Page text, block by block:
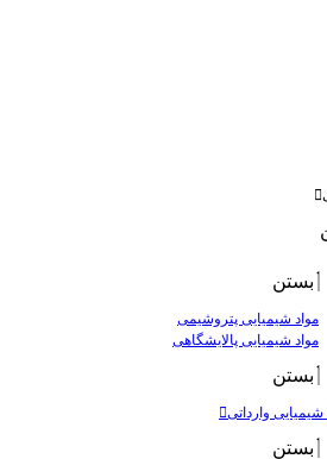
بستن
مواد شیمیایی پتروشیمی
مواد شیمیایی پالایشگاهی
بستن
شیمیایی وارداتی
بستن